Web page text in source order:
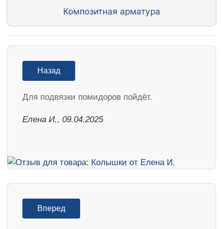
Композитная арматура
Назад
Для подвязки помидоров пойдёт.
Елена И., 09.04.2025
Вперед